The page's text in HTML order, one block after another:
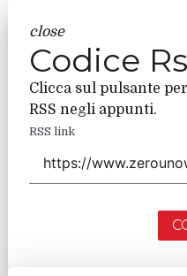
close
Codice
Clicca sul pulsante
RSS negli appunti.
RSS link